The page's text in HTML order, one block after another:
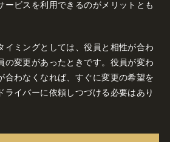
ービスを利用できるのがメリットとも
イミングとしては、役員と相性が合わ
の変更があったときです。役員が変わ
合わなくなれば、すぐに変更の希望を
ライバーに依頼しつづける必要はあり